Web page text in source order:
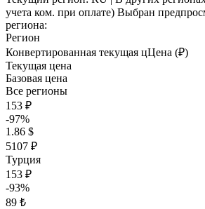
учета ком. при оплате) Выбран
региона:
Регион
Конвертированная текущая цЦена (₽)
Текущая цена
Базовая цена
Все регионы
153 ₽
-97%
1.86 $
5107 ₽
Турция
153 ₽
-93%
89 ₺